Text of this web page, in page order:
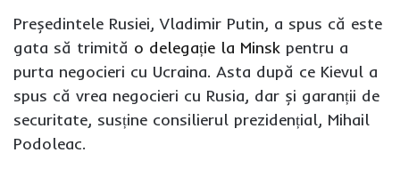
Președintele Rusiei, Vladimir Putin, a spus că este
gata să trimită o delegație la Minsk pentru a
purta negocieri cu Ucraina. Asta după ce Kievul a
spus că vrea negocieri cu Rusia, dar și garanții de
securitate, susține consilierul prezidențial, Mihail
Podoleac.